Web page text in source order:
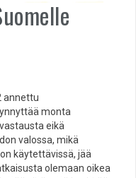
annettu
monta
eikä
valossa, mikä
käytettävissä, jää
olemaan oikea